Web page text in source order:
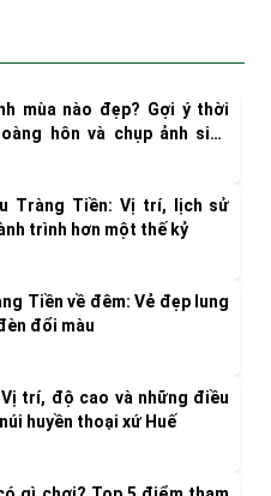
mùa nào đẹp? Gợi ý thời
hôn và chụp ảnh siêu
Tràng Tiền: Vị trí, lịch sử
trình hơn một thế kỷ
Tiền về đêm: Vẻ đẹp lung
đổi màu
Vị trí, độ cao và những điều
huyền thoại xứ Huế